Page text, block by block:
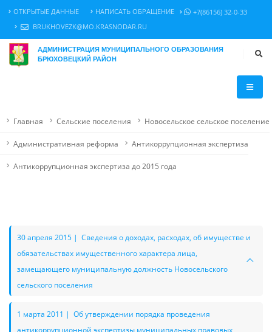
ОТКРЫТЫЕ ДАННЫЕ НАПИСАТЬ ОБРАЩЕНИЕ
+7(86156) 32-0-33
BRUKHOVEZK@MO.KRASNODAR.RU
АДМИНИСТРАЦИЯ МУНИЦИПАЛЬНОГО ОБРАЗОВАНИЯ
БРЮХОВЕЦКИЙ РАЙОН
Главная Сельские поселения Новосельское сельское поселение
Административная реформа Антикоррупционная экспертиза
Антикоррупционная экспертиза до 2015 года
30 апреля 2015 | Сведения о доходах, расходах, об имуществе и
обязательствах имущественного характера лица,
замещающего муниципальную должность Новосельского
сельского поселения
1 марта 2011 | Об утверждении порядка проведения
антикоррупционной экспертизы муниципальных правовых